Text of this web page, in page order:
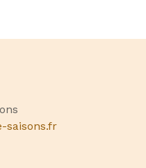
saisons.fr